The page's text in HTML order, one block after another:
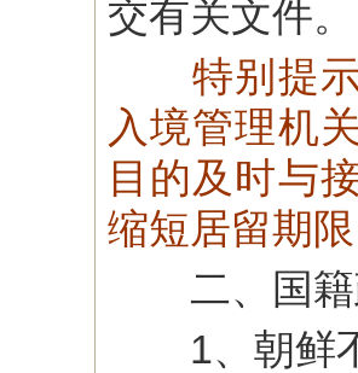
交有关文件。
特别提
入境管理机
目的及时与
缩短居留期
二、国籍
1、朝鲜不